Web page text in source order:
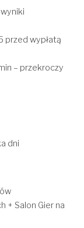
przed wypłatą
– przekroczy
dni
+ Salon Gier na